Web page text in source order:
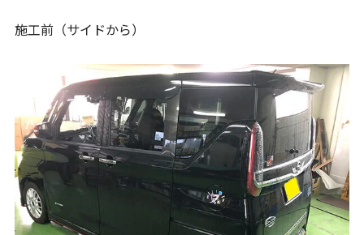
施工前（サイドから）